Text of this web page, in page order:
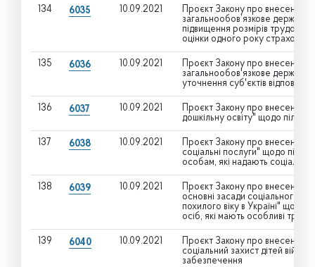
134 6035 10.09.2021
Проєкт Закону про внесення
загальнообов’язкове
підвищення розмірів трудових
оцінки одного року
135 6036 10.09.2021
Проєкт Закону про внесення
загальнообов'язкове
уточнення суб'єктів
136 6037 10.09.2021
Проєкт Закону про внесення
дошкільну освіту" щодо пільги
137 6038 10.09.2021
Проєкт Закону про внесення
соціальні послуги" щодо
особам, які надають соціальні
138 6039 10.09.2021
Проєкт Закону про внесення
основні засади соціального
похилого віку в Україні" щодо
осіб, які мають особливі
139 6040 10.09.2021
Проєкт Закону про внесення
соціальний захист дітей
забезпечення